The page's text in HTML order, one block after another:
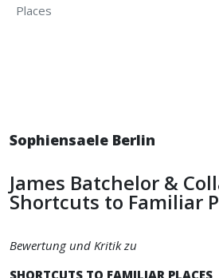
Places
Sophiensaele Berlin
James Batchelor &
Shortcuts to Familiar
Bewertung und Kritik zu
SHORTCUTS TO FAMILIAR PLACES